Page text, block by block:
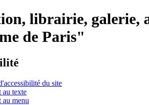
librairie, galerie,
de Paris"
du site
au texte
au menu